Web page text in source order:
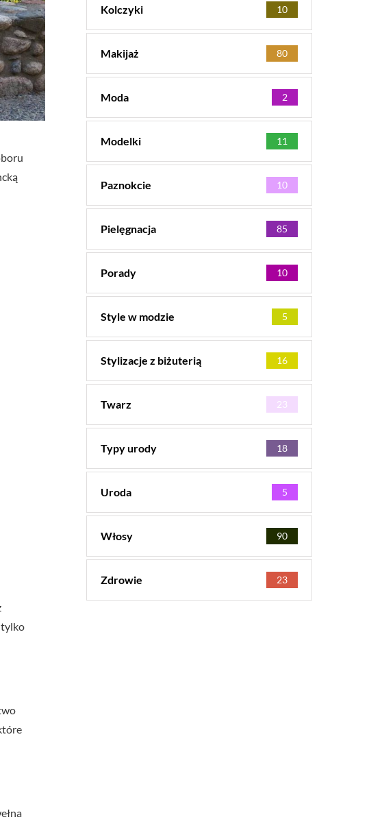
tylko
Kolczyki 10
Makijaż 80
Moda 2
Modelki 11
Paznokcie 10
Pielęgnacja 85
Porady 10
Style w modzie 5
Stylizacje z biżuterią 16
Twarz 23
Typy urody 18
Uroda 5
Włosy 90
Zdrowie 23